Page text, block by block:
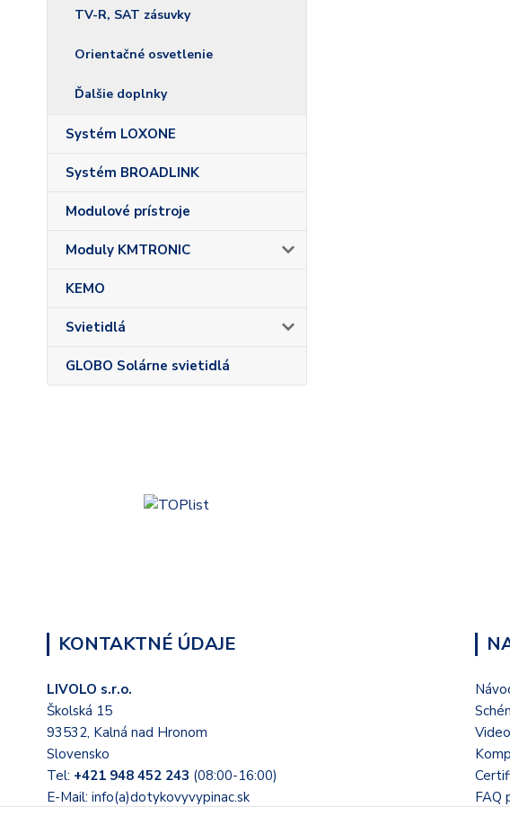
TV-R, SAT zásuvky
Orientačné osvetlenie
Ďalšie doplnky
Systém LOXONE
Systém BROADLINK
Modulové prístroje
Moduly KMTRONIC
KEMO
Svietidlá
GLOBO Solárne svietidlá
KONTAKTNÉ ÚDAJE
LIVOLO s.r.o.
Školská 15
93532, Kalná nad Hronom
Slovensko
Tel: +421 948 452 243 (08:00-16:00)
E-Mail: info(a)dotykovyvypinac.sk
FAQ